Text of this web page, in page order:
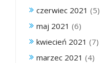
czerwiec 2021 (5)
maj 2021 (6)
kwiecień 2021 (7)
marzec 2021 (4)